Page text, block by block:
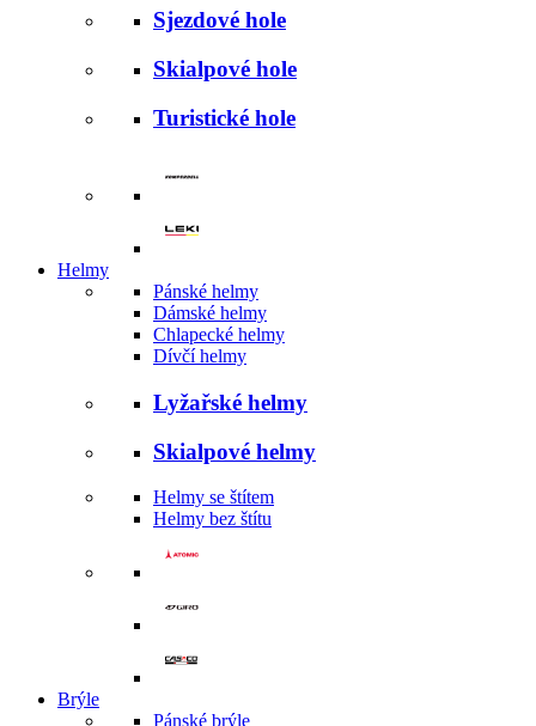
Sjezdové hole
Skialpové hole
Turistické hole
Helmy
Pánské helmy
Dámské helmy
Chlapecké helmy
Dívčí helmy
Lyžařské helmy
Skialpové helmy
Helmy se štítem
Helmy bez štítu
Brýle
Pánské brýle